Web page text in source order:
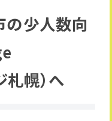
の少人数向
札幌）へ